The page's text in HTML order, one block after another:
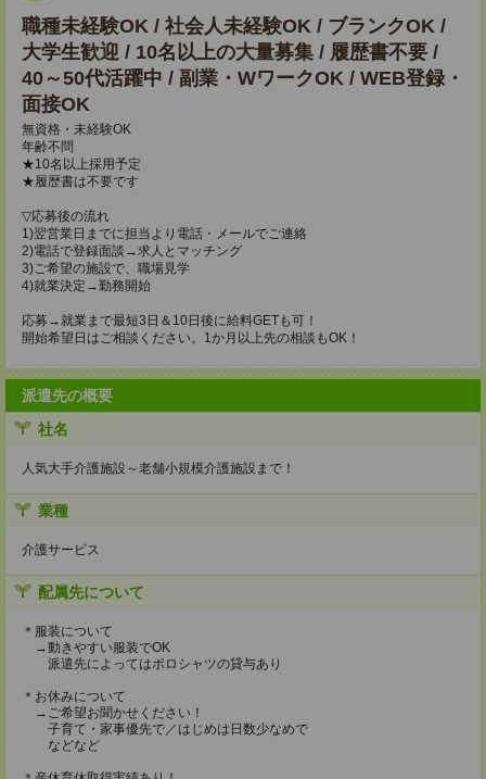
職種未経験OK / 社会人未経験OK / ブランクOK /
大学生歓迎 / 10名以上の大量募集 / 履歴書不要 /
40～50代活躍中 / 副業・WワークOK / WEB登録・
面接OK
無資格・未経験OK
年齢不問
★10名以上採用予定
★履歴書は不要です
▽応募後の流れ
1)翌営業日までに担当より電話・メールでご連絡
2)電話で登録面談→求人とマッチング
3)ご希望の施設で、職場見学
4)就業決定→勤務開始
応募→就業まで最短3日＆10日後に給料GETも可！
開始希望日はご相談ください。1か月以上先の相談もOK！
派遣先の概要
社名
人気大手介護施設～老舗小規模介護施設まで！
業種
介護サービス
配属先について
＊服装について
→動きやすい服装でOK
派遣先によってはポロシャツの貸与あり
＊お休みについて
→ご希望お聞かせください！
子育て・家事優先で／はじめは日数少なめで
などなど